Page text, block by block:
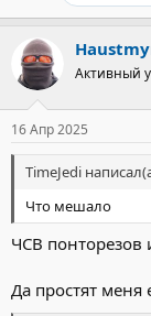
Активный
16 Апр 2025
TimeJedi
Что мешало
ЧСВ понторезов
Да простят